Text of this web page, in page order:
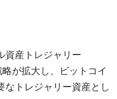
資産トレジャリー
が拡大し、ビットコイ
なトレジャリー資産とし